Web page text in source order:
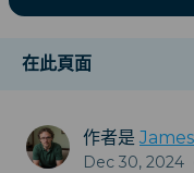
在此頁面
作者是
Dec 30, 2024